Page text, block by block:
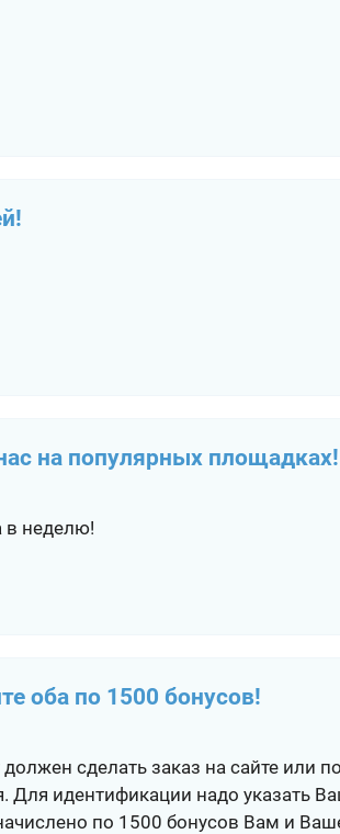
на популярных площадках!
в неделю!
оба по 1500 бонусов!
сделать заказ на сайте или по
Для идентификации надо указать
по 1500 бонусов Вам и